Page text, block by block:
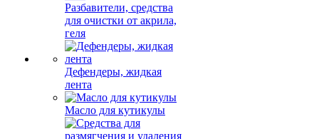
Разбавители, средства
для очистки от акрила,
геля
Дефендеры, жидкая
лента
Масло для кутикулы